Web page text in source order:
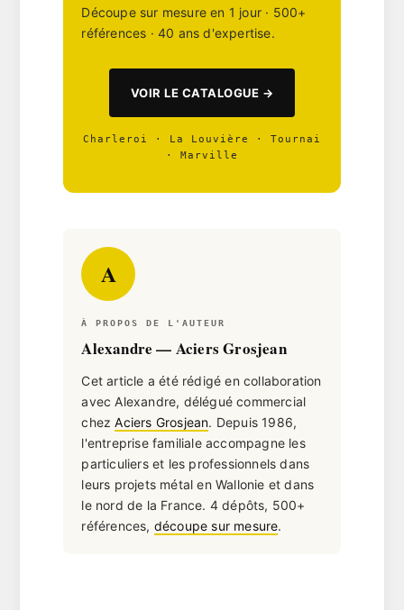
Découpe sur mesure en 1 jour · 500+
références · 40 ans d'expertise.
VOIR LE CATALOGUE →
Charleroi · La Louvière · Tournai
· Marville
A
À PROPOS DE L'AUTEUR
Alexandre — Aciers Grosjean
Cet article a été rédigé en collaboration
avec Alexandre, délégué commercial
chezAciers Grosjean. Depuis 1986,
l'entreprise familiale accompagne les
particuliers et les professionnels dans
leurs projets métal en Wallonie et dans
le nord de la France. 4 dépôts, 500+
références, découpe sur mesure.